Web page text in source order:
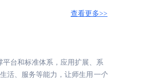
查看更多>>
台和标准体系，应用扩展、系
活、服务等能力，让师生用 一个